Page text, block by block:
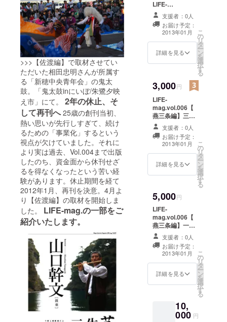
>>>【佐渡編】で取材させてい
ただいた相田忠明さんが所属す
る「新穂中央青年会」の鬼太
鼓。「鬼太鼓inにいぼ/朱鷺夕映
え市」にて。 2年の休止、そ
して再刊へ25歳の創刊当初、
熱い思いが先行しすぎて、続け
るための「事業化」するという
視点が欠けていました。それに
より実は過去、Vol.004まで出版
したのち、資金面から休刊せざ
るを得なくなったという苦い経
験があります。休止期間を経て
2012年1月、再刊を決意。4月よ
り【佐渡編】の取材を開始しま
した。 LIFE-mag.の一部をご
紹介いたします。
LIFE-
mag.vol.006【
燕三条編】一冊
プレゼント
支援者：0人
お届け予定：
2013年01月
詳細を見る
こ
の
リ
タ
ー
ン
を
選
択
す
る
3,000円
LIFE-
mag.vol.006【
燕三条編】三冊
プレゼント
支援者：0人
お届け予定：
2013年01月
詳細を見る
こ
の
リ
タ
ー
ン
を
選
択
す
る
5,000円
LIFE-
mag.vol.006【
燕三条編】一冊
プレゼント 創刊
号〜Vol.005まで
バックナンバー
全号プレゼント
支援者：0人
お届け予定：
2013年01月
詳細を見る
こ
の
リ
タ
ー
ン
を
選
択
す
る
10,
000 円